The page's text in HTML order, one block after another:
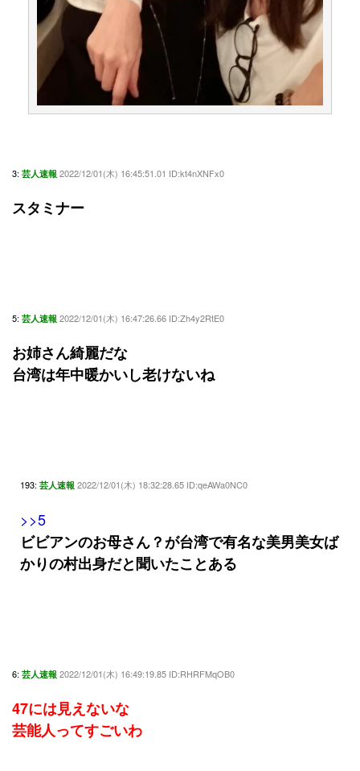
3: 芸人速報 2022/12/01(木) 16:45:51.01 ID:kt4nXNFx0
スタミナー
5: 芸人速報 2022/12/01(木) 16:47:26.66 ID:Zh4y2RtE0
お姉さん綺麗だな
台湾は年中暖かいし老けないね
193: 芸人速報 2022/12/01(木) 18:32:28.65 ID:qeAWa0NC0
>>5
ビビアンのお母さん？が台湾で有名な美男美女ば
かりの村出身だと聞いたことある
6: 芸人速報 2022/12/01(木) 16:49:19.85 ID:RHRFMqOB0
47には見えないな
芸能人ってすごいわ